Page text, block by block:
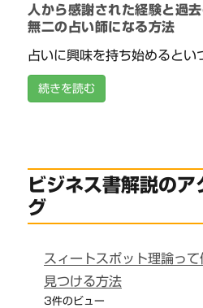
人から感謝された経験と過
無二の占い師になる方法
占いに興味を持ち始めるとい
続きを読む
ビジネス書解説の
グ
スィートスポット理論っ
見つける方法
3件のビュー